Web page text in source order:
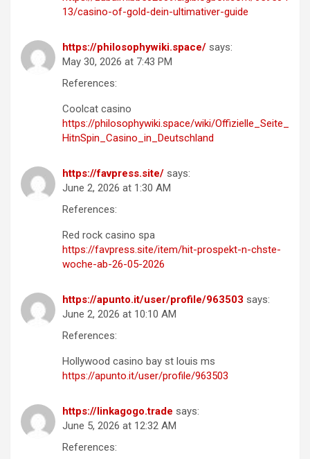
13/casino-of-gold-dein-ultimativer-guide
https://philosophywiki.space/ says:
May 30, 2026 at 7:43 PM
References:
Coolcat casino
https://philosophywiki.space/wiki/Offizielle_Seite_
HitnSpin_Casino_in_Deutschland
https://favpress.site/ says:
June 2, 2026 at 1:30 AM
References:
Red rock casino spa
https://favpress.site/item/hit-prospekt-n-chste-
woche-ab-26-05-2026
https://apunto.it/user/profile/963503 says:
June 2, 2026 at 10:10 AM
References:
Hollywood casino bay st louis ms
https://apunto.it/user/profile/963503
https://linkagogo.trade says:
June 5, 2026 at 12:32 AM
References: